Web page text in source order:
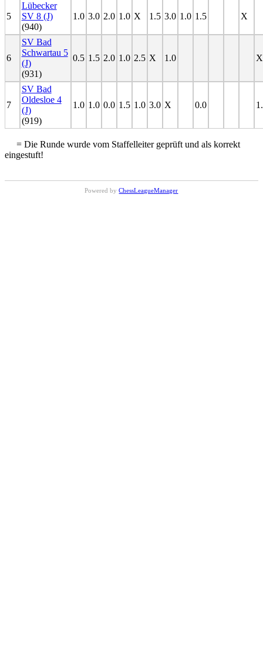
5
Lübecker
SV 8 (J)
(940)
1.0 3.0 2.0 1.0 X 1.5 3.0 1.0 1.5 X
6
SV Bad
Schwartau 5
(J)
(931)
0.5 1.5 2.0 1.0 2.5 X 1.0 X
7
SV Bad
Oldesloe 4
(J)
(919)
1.0 1.0 0.0 1.5 1.0 3.0 X 0.0
= Die Runde wurde vom Staffelleiter geprüft und als korrekt
eingestuft!
Powered byChessLeagueManager